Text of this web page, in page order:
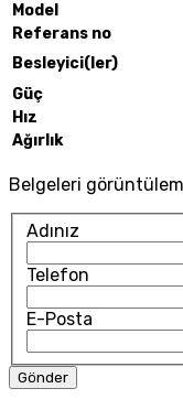
Model
Referans no
Besleyici(ler)
Güç
Hız
Ağırlık
Belgeleri
Adınız
Telefon
E-Posta